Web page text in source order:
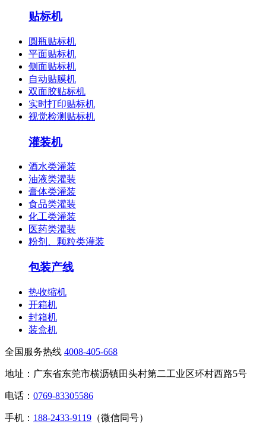
贴标机
圆瓶贴标机
平面贴标机
侧面贴标机
自动贴膜机
双面胶贴标机
实时打印贴标机
视觉检测贴标机
灌装机
酒水类灌装
油液类灌装
膏体类灌装
食品类灌装
化工类灌装
医药类灌装
粉剂、颗粒类灌装
包装产线
热收缩机
开箱机
封箱机
装盒机
全国服务热线 4008-405-668
地址：广东省东莞市横沥镇田头村第二工业区环村西路5号
电话： 0769-83305586
手机： 188-2433-9119 （微信同号）